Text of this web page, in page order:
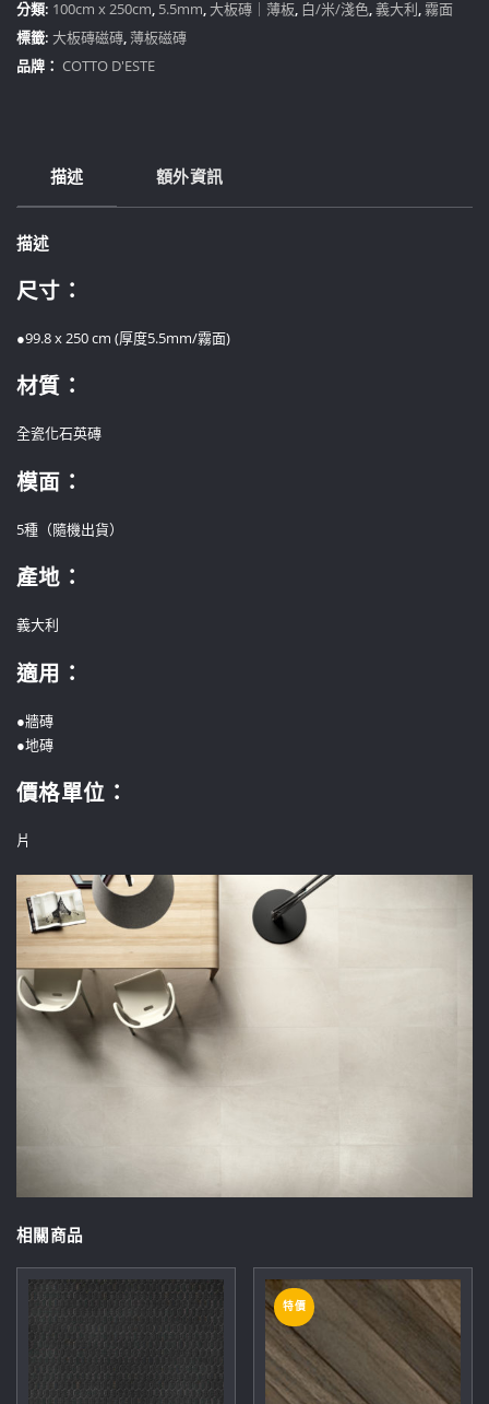
屯
展
間）
分類: 100cm x 250cm, 5.5mm,大板磚｜薄板, 白/米/淺色,義大利,霧面
標籤: 大板磚磁磚,薄板磁磚
品牌： COTTO D'ESTE
描述 額外資訊
描述
尺寸：
●99.8 x 250 cm (厚度5.5mm/霧面)
材質：
全瓷化石英磚
模面：
5種（隨機出貨）
產地：
義大利
適用：
●牆磚
●地磚
價格單位 ：
片
相關商品
特價